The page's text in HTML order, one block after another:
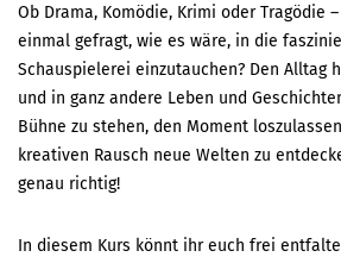
Ob Drama, Komödie, Krimi oder Tragödie
einmal gefragt, wie es wäre, in die
Schauspielerei einzutauchen? Den Alltag
und in ganz andere Leben und
Bühne zu stehen, den Moment
kreativen Rausch neue Welten zu
genau richtig!
In diesem Kurs könnt ihr euch frei